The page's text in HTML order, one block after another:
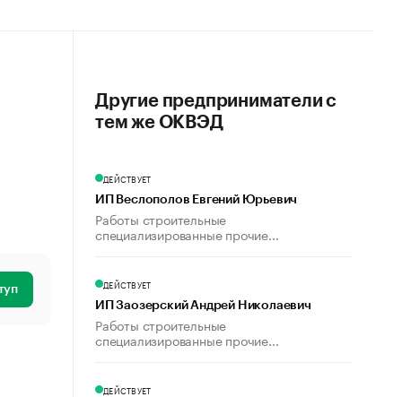
Другие предприниматели с
тем же ОКВЭД
ДЕЙСТВУЕТ
ИП Веслополов Евгений Юрьевич
Работы строительные
специализированные прочие...
ДЕЙСТВУЕТ
ИП Заозерский Андрей Николаевич
Работы строительные
специализированные прочие...
ДЕЙСТВУЕТ